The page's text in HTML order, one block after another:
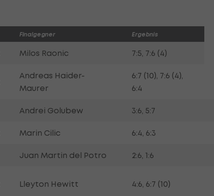
Finalgegner Ergebnis
Milos Raonic 7:5, 7:6 (4)
Andreas Haider-
Maurer
6:7 (10), 7:6 (4),
6:4
Andrei Golubew 3:6, 5:7
Marin Cilic 6:4, 6:3
Juan Martin del Potro 2:6, 1:6
Lleyton Hewitt 4:6, 6:7 (10)